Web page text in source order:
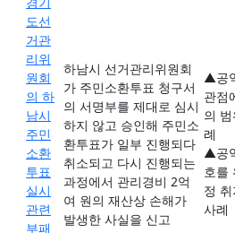
도선
거관
리위
원회
의 하
남시
주민
소환
투표
실시
관련
부패
하남시 선거관리위원회
가 주민소환투표 청구서
의 서명부를 제대로 심시
하지 않고 승인해 주민소
환투표가 일부 진행되다
취소되고 다시 진행되는
과정에서 관리경비 2억
여 원의 재산상 손해가
발생한 사실을 신고
▲공
관점
의
례
▲공
호를
정
사례